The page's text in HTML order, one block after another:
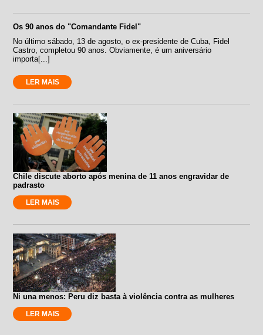
Os 90 anos do "Comandante Fidel"
No último sábado, 13 de agosto, o ex-presidente de Cuba, Fidel
Castro, completou 90 anos. Obviamente, é um aniversário
importa[...]
LER MAIS
Chile discute aborto após menina de 11 anos engravidar de
padrasto
LER MAIS
Ni una menos: Peru diz basta à violência contra as mulheres
LER MAIS